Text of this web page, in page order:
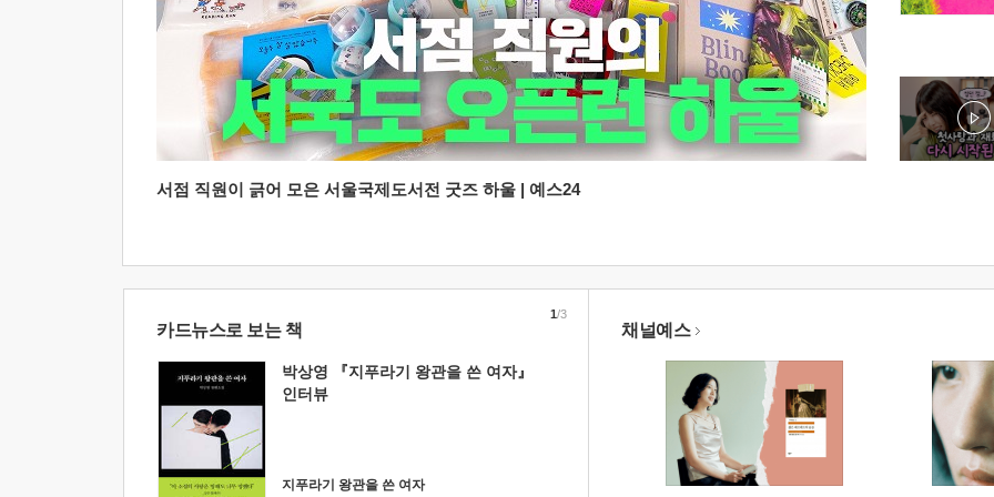
서점 직원이 긁어 모은 서울국제도서전 굿즈 하울 | 예스24
카드뉴스로 보는 책
박상영 『지푸라기 왕관을 쓴 여자』
인터뷰
지푸라기 왕관을 쓴 여자
1/3
채널예스